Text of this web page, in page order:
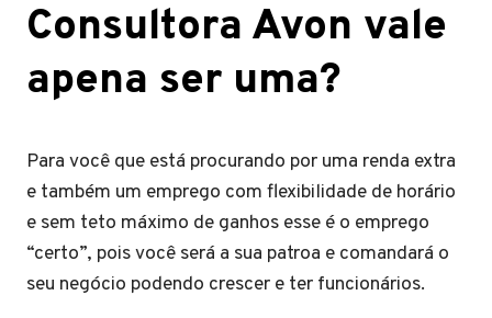
Consultora Avon vale
apena ser uma?
Para você que está procurando por uma renda extra
e também um emprego com flexibilidade de horário
e sem teto máximo de ganhos esse é o emprego
“certo”, pois você será a sua patroa e comandará o
seu negócio podendo crescer e ter funcionários.